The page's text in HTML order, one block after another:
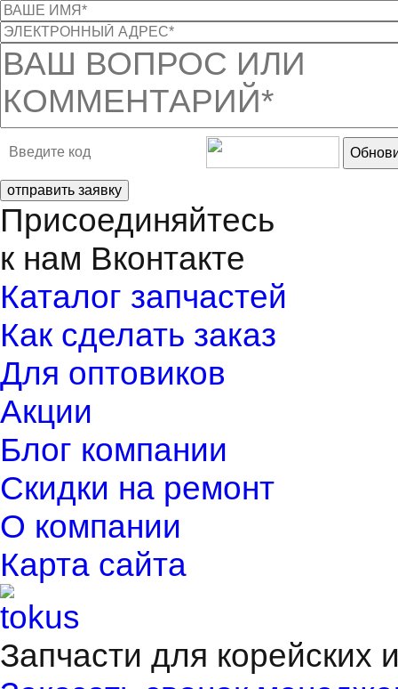
отправить заявку
Присоединяйтесь
к нам Вконтакте
Каталог запчастей
Как сделать заказ
Для оптовиков
Акции
Блог компании
Скидки на ремонт
О компании
Карта сайта
Запчасти для корейских